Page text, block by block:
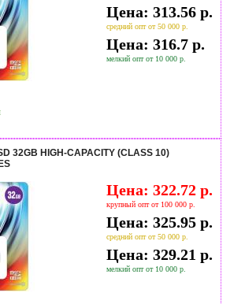
Цена: 313.56 р.
средний опт от 50 000 р.
Цена: 316.7 р.
мелкий опт от 10 000 р.
32GB HIGH-CAPACITY (CLASS 10)
Цена: 322.72 р.
крупный опт от 100 000 р.
Цена: 325.95 р.
средний опт от 50 000 р.
Цена: 329.21 р.
мелкий опт от 10 000 р.